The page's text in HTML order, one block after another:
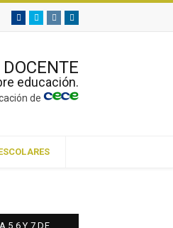
Facebook
TwitterInstagramLinkedin
educación.
de
5,6 Y 7 DE